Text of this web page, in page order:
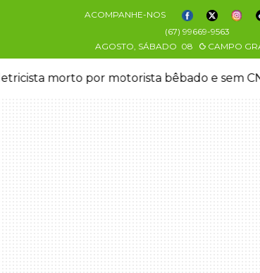
ACOMPANHE-NOS
(67) 99669-9563
AGOSTO, SÁBADO 08 CAMPO
morto por motorista bêbado e sem